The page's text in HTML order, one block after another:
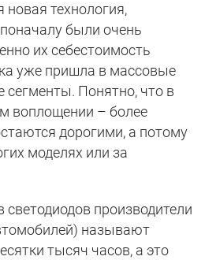
технология,
были очень
их себестоимость
уже пришла в массовые
Понятно, что в
воплощении – более
дорогими, а потому
моделях или за
производители
называют
тысяч часов, а это